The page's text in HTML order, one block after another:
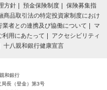
方針 預金保険制度
保険募集指
商品取引法の特定投資家制度におけ
業者との連携及び協働について
マ
利用にあたって
アクセシビリティ
十八親和銀行健康宣言
和銀行
長（登金）第3号